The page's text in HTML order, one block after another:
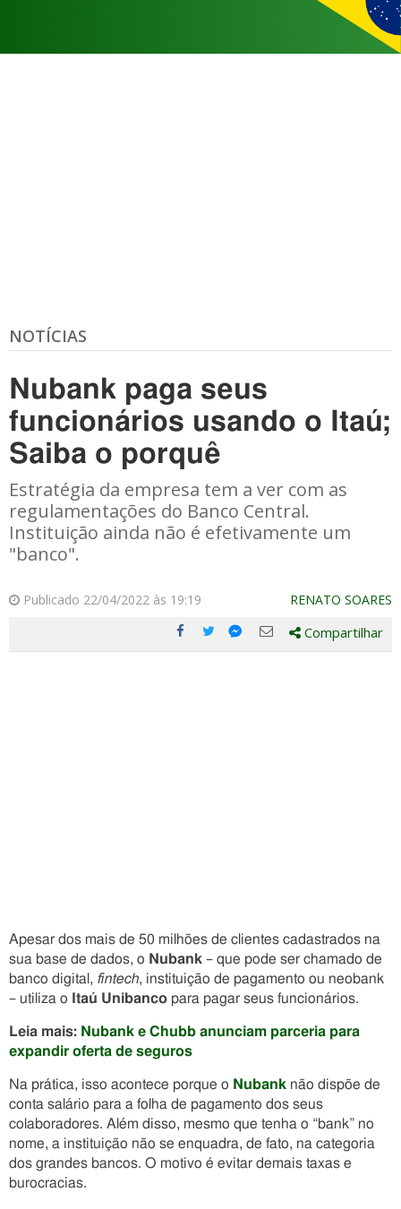
NOTÍCIAS
Nubank paga seus
funcionários usando o Itaú;
Saiba o porquê
Estratégia da empresa tem a ver com as
regulamentações do Banco Central.
Instituição ainda não é efetivamente um
"banco".
Publicado 22/04/2022 às 19:19 RENATO SOARES
Compartilhe
Compartilhe
Compartilhe
Compartilhe
Compartilhar
Apesar dos mais de 50 milhões de clientes cadastrados na
sua base de dados, o Nubank – que pode ser chamado de
banco digital, fintech, instituição de pagamento ou neobank
– utiliza o
Itaú Unibanco para pagar seus funcionários.
Leia mais: Nubank e Chubb anunciam parceria para
expandir oferta de seguros
Na prática, isso acontece porque o Nubank não dispõe de
conta salário para a folha de pagamento dos seus
colaboradores. Além disso, mesmo que tenha o “bank” no
nome, a instituição não se enquadra, de fato, na categoria
dos grandes bancos. O motivo é evitar demais taxas e
burocracias.